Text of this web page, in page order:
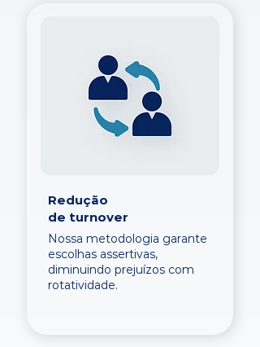
Redução
de turnover
Nossa metodologia garante
escolhas assertivas,
diminuindo prejuízos com
rotatividade.